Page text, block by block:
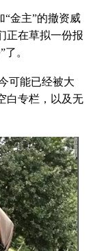
“金主”的撤资威
正在草拟一份报
。
可能已经被大
白专栏，以及无